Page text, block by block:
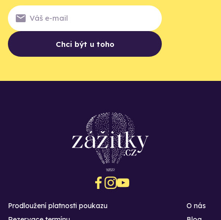
Chci být u toho
Prodloužení platnosti poukazu
O nás